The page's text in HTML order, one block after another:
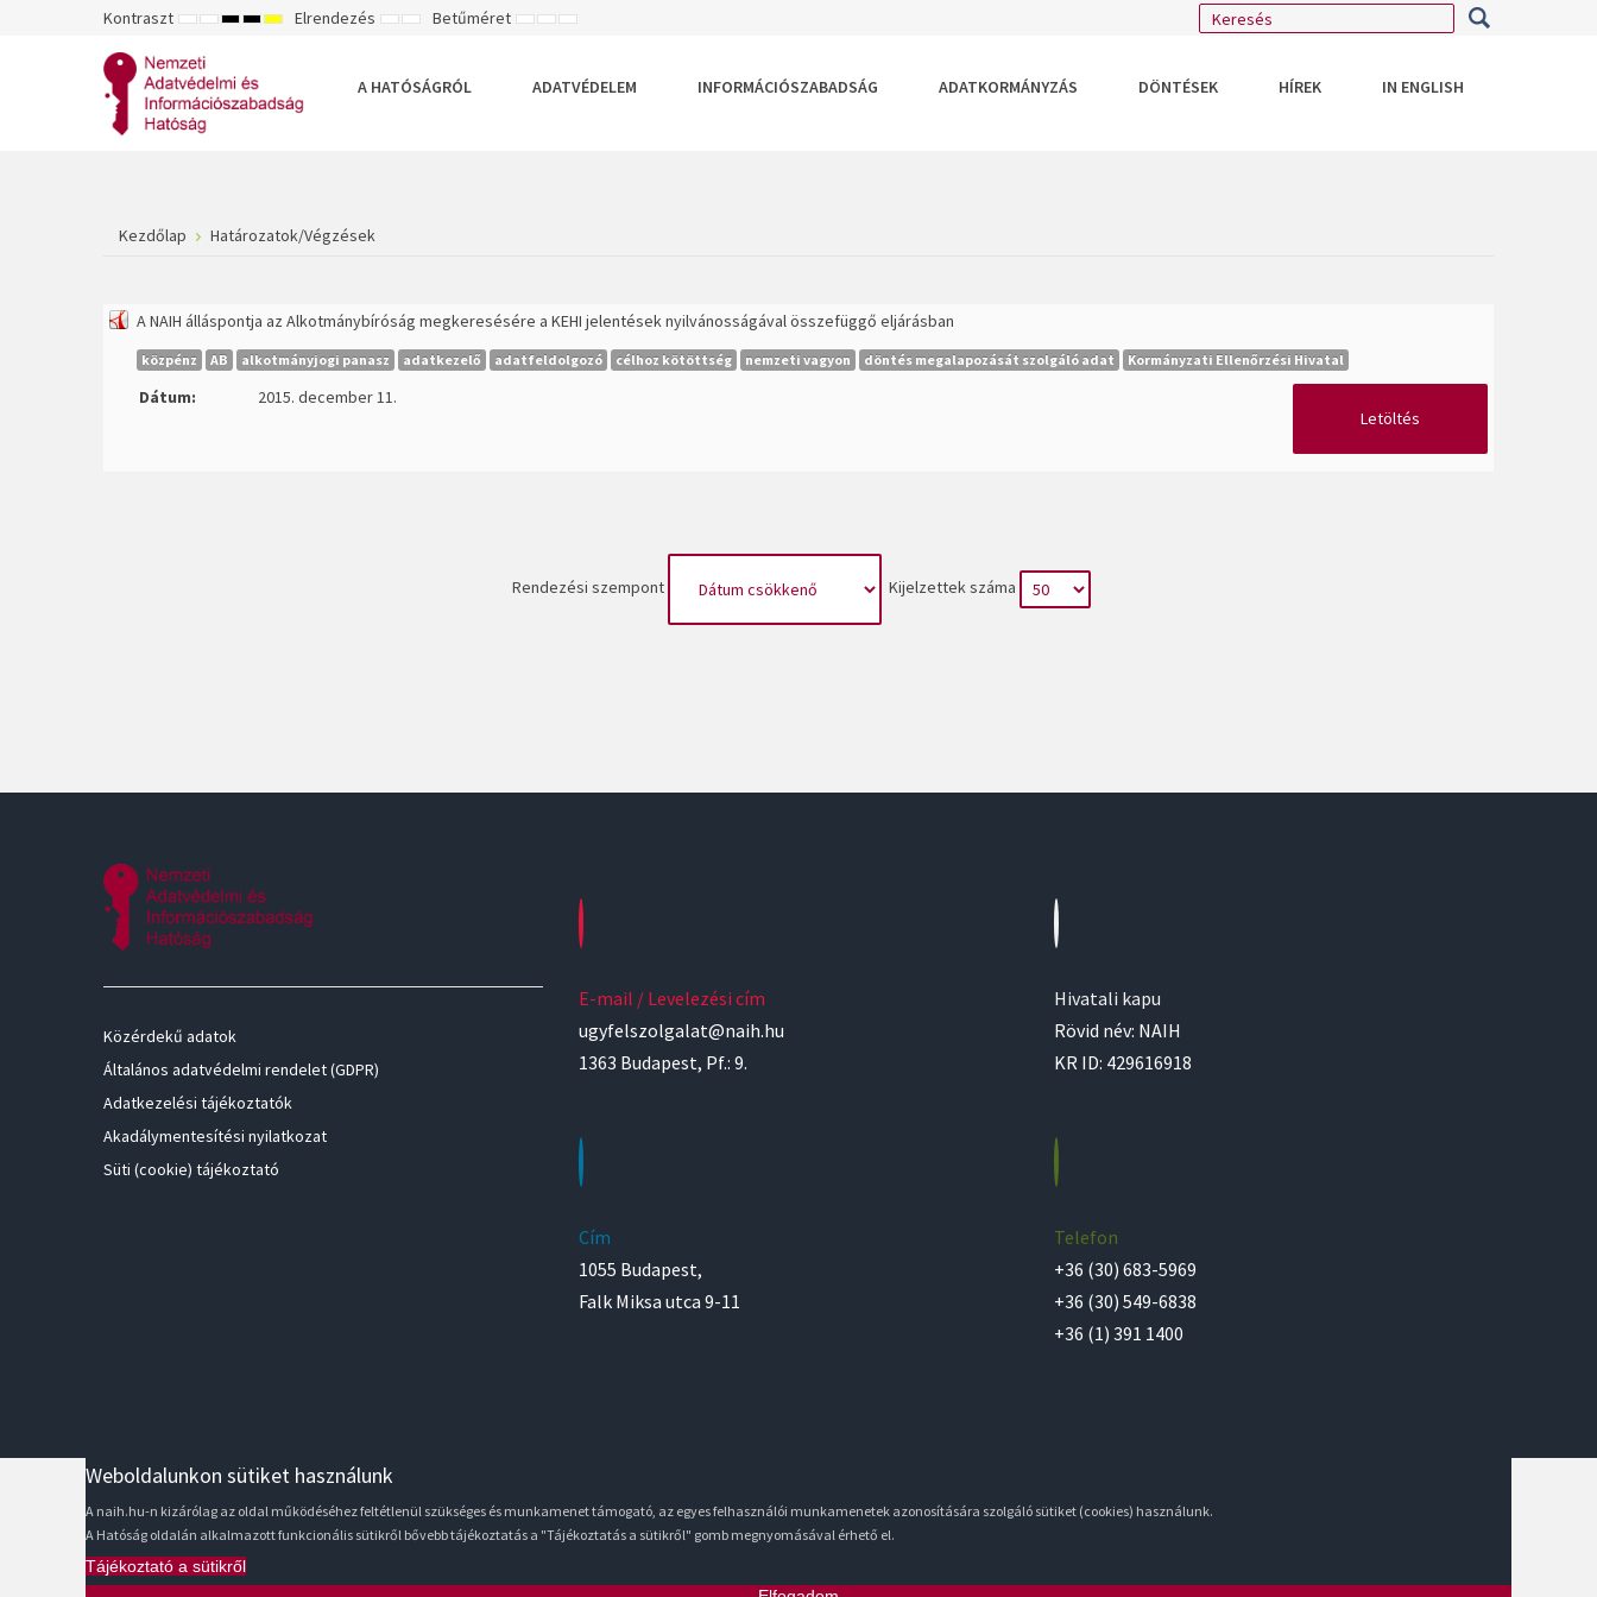
Kontraszt ALAPÉRTELMEZETT
ÉJSZAKAI
NAGY
FEHÉR
MÓD
NAGY
SÁRGA
MÓD
NAGY
MÓD
Elrendezés RÖGZÍTETT
SZÉLES
Betűméret KISEBB
ALAPÉRTELMEZETT
NAGYOBB
A HATÓSÁGRÓL
ADATVÉDELEM INFORMÁCIÓSZABADSÁG ADATKORMÁNYZÁS DÖNTÉSEK HÍREK IN ENGLISH
Kezdőlap Határozatok/Végzések
A NAIH álláspontja az Alkotmánybíróság megkeresésére a KEHI jelentések nyilvánosságával összefüggő eljárásban
közpénz AB alkotmányjogi panasz adatkezelő adatfeldolgozó célhoz kötöttség nemzeti vagyon döntés megalapozását szolgáló adat Kormányzati Ellenőrzési Hivatal
Dátum:
2015. december 11.
Letöltés
Rendezési szempont Kijelzettek száma
Közérdekű adatok
Általános adatvédelmi rendelet (GDPR)
Adatkezelési tájékoztatók
Akadálymentesítési nyilatkozat
Süti (cookie) tájékoztató
E-mail / Levelezési cím
ugyfelszolgalat@naih.hu
1363 Budapest, Pf.: 9.
Cím
1055 Budapest,
Falk Miksa utca 9-11
Hivatali kapu
Rövid név: NAIH
KR ID: 429616918
Telefon
+36 (30) 683-5969
+36 (30) 549-6838
+36 (1) 391 1400
Weboldalunkon sütiket használunk
A naih.hu-n kizárólag az oldal működéséhez feltétlenül szükséges és munkamenet támogató, az egyes felhasználói munkamenetek azonosítására szolgáló sütiket (cookies) használunk.
A Hatóság oldalán alkalmazott funkcionális sütikről bővebb tájékoztatás a "Tájékoztatás a sütikről" gomb megnyomásával érhető el.
Tájékoztató a sütikről